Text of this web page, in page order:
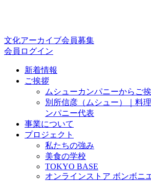
文化アーカイブ会員募集
会員ログイン
新着情報
ご挨拶
ムシューカンパニーからご
別所信彦（ムシュー）｜料
ンパニー代表
事業について
プロジェクト
私たちの強み
美食の学校
TOKYO BASE
オンラインストア ボンボニ